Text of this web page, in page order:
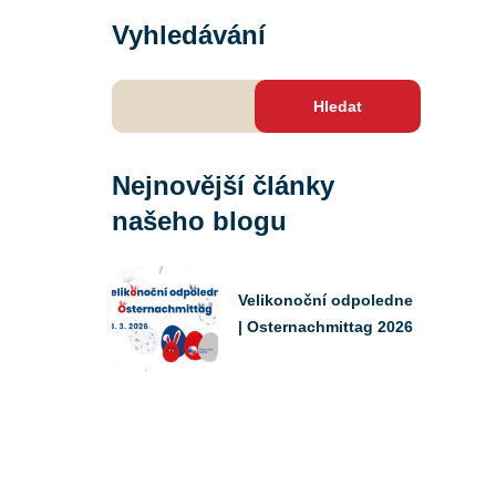
Vyhledávání
Nejnovější články
našeho blogu
Velikonoční odpoledne
| Osternachmittag 2026